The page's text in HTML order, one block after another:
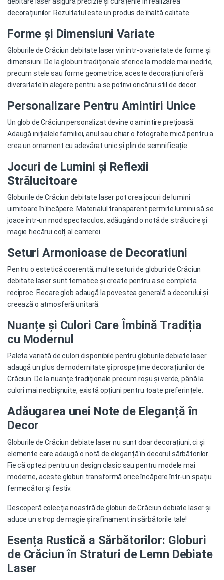
decorațiunilor. Rezultatul este un produs de înaltă calitate.
Forme și Dimensiuni Variate
Globurile de Crăciun debitate laser vin într-o varietate de forme și
dimensiuni. De la globuri tradiționale sferice la modele mai inedite,
precum stele sau forme geometrice, aceste decorațiuni oferă
diversitate în alegere pentru a se potrivi oricărui stil de decor.
Personalizare Pentru Amintiri Unice
Un glob de Crăciunpersonalizat devine o amintire prețioasă.
Adaugă inițialele familiei, anul sau chiar o fotografie mică pentru a
crea un ornament cu adevărat unic și plin de semnificație.
Jocuri de Lumini și Reflexii
Strălucitoare
Globurile de Crăciun debitate laser pot crea jocuri de lumini
uimitoare în încăpere. Materialul transparent permite luminii să se
joace într-un mod spectaculos, adăugând o notă de strălucire și
magie fiecărui colț al camerei.
Seturi Armonioase de Decoratiuni
Pentru o estetică coerentă, multe seturi de globuri de Crăciun
debitate laser sunt tematice și create pentru a se completa
reciproc. Fiecare glob adaugă la povestea generală a decorului și
creează o atmosferă unitară.
Nuanțe și Culori Care Îmbină Tradiția
cu Modernul
Paleta variată de culori disponibile pentru globurile debiate laser
adaugă un plus de modernitate și prospețime decorațiunilor de
Crăciun. De la nuanțe tradiționale precum roșu și verde, până la
culori mai neobișnuite, există opțiuni pentru toate preferințele.
Adăugarea unei Note de Eleganță în
Decor
Globurile de Crăciun debiate laser nu sunt doar decorațiuni, ci și
elemente care adaugă o notă de eleganță în decorul sărbătorilor.
Fie că optezi pentru un design clasic sau pentru modele mai
moderne, aceste globuri transformă orice încăpere într-un spațiu
fermecător și festiv.
Descoperă colecția noastră de globuri de Crăciun debiate laser și
aduce un strop de magie și rafinament în sărbătorile tale!
Esența Rustică a Sărbătorilor: Globuri
de Crăciun în Straturi de Lemn Debiate
Laser